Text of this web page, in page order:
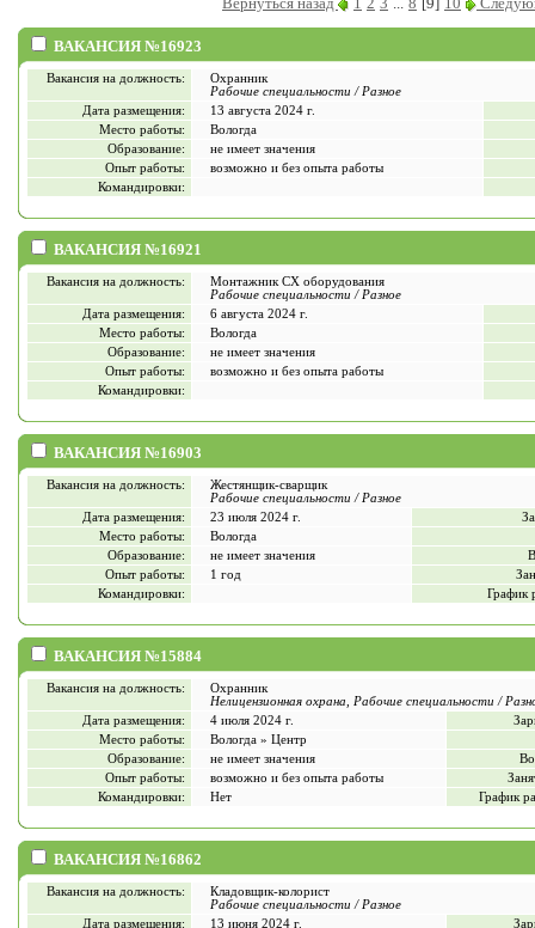
ВАКАНСИЯ №16923
Вакансия на должность:
Охранник
Рабочие специальности / Разное
Дата размещения:
13 августа 2024 г.
Место работы:
Вологда
Образование:
не имеет значения
Опыт работы:
возможно и без опыта работы
Командировки:
ВАКАНСИЯ №16921
Вакансия на должность:
Монтажник СХ оборудования
Рабочие специальности / Разное
Дата размещения:
6 августа 2024 г.
Место работы:
Вологда
Образование:
не имеет значения
Опыт работы:
возможно и без опыта работы
Командировки:
ВАКАНСИЯ №16903
Вакансия на должность:
Жестянщик-сварщик
Рабочие специальности / Разное
Дата размещения:
23 июля 2024 г.
Место работы:
Вологда
Образование:
не имеет значения
Опыт работы:
1 год
Командировки:
График
ВАКАНСИЯ №15884
Вакансия на должность:
Охранник
Нелицензионная охрана, Рабочие специальности /
Дата размещения:
4 июля 2024 г.
Место работы:
Вологда » Центр
Образование:
не имеет значения
Опыт работы:
возможно и без опыта работы
Командировки:
Нет График
ВАКАНСИЯ №16862
Вакансия на должность:
Кладовщик-колорист
Рабочие специальности / Разное
Дата размещения:
13 июня 2024 г.